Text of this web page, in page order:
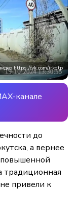
https://vk.com/irkdtp
канале
до
а вернее
повышенной
традиционная
привели к